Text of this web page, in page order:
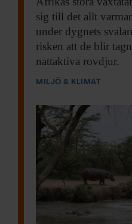
sig till det allt
under dygnets
risken att de blir
nattaktiva rovdjur.
MILJÖ & KLIMAT